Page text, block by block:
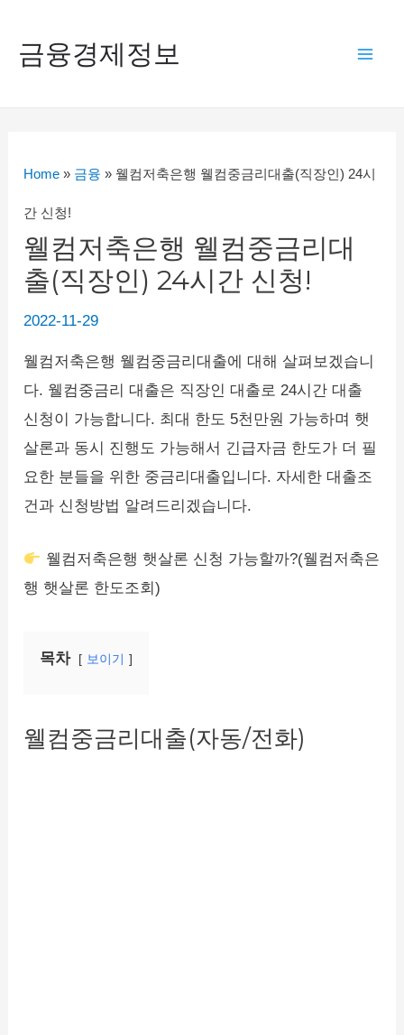
금융경제정보
Home » 금융 » 웰컴저축은행 웰컴중금리대출(직장인) 24시
간 신청!
웰컴저축은행 웰컴중금리대
출(직장인) 24시간 신청!
2022-11-29
웰컴저축은행 웰컴중금리대출에 대해 살펴보겠습니
다. 웰컴중금리 대출은 직장인 대출로 24시간 대출
신청이 가능합니다. 최대 한도 5천만원 가능하며 햇
살론과 동시 진행도 가능해서 긴급자금 한도가 더 필
요한 분들을 위한 중금리대출입니다. 자세한 대출조
건과 신청방법 알려드리겠습니다.
웰컴저축은행 햇살론 신청 가능할까?(웰컴저축은
행 햇살론 한도조회)
목차 보이기
웰컴중금리대출(자동/전화)